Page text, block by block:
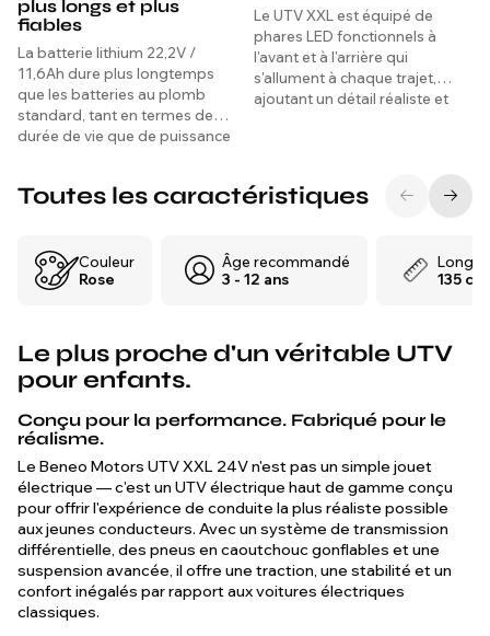
plus longs et plus
fiables
La batterie lithium 22,2V /
11,6Ah dure plus longtemps
que les batteries au plomb
standard, tant en termes de
durée de vie que de puissance
Le UTV XXL est équipé de
phares LED fonctionnels à
l'avant et à l'arrière qui
s'allument à chaque trajet,
ajoutant un détail réaliste et
en extérieur par faible
luminosité.
Toutes les caractéristiques
Couleur
Rose
Âge recommandé
3 - 12 ans
135 cm
Le plus proche d'un véritable UTV
pour enfants.
Conçu pour la performance. Fabriqué pour le
réalisme.
Le Beneo Motors UTV XXL 24V n'est pas un simple jouet
électrique — c'est un UTV électrique haut de gamme conçu
pour offrir l'expérience de conduite la plus réaliste possible
aux jeunes conducteurs. Avec un système de transmission
différentielle, des pneus en caoutchouc gonflables et une
suspension avancée, il offre une traction, une stabilité et un
confort inégalés par rapport aux voitures électriques
classiques.